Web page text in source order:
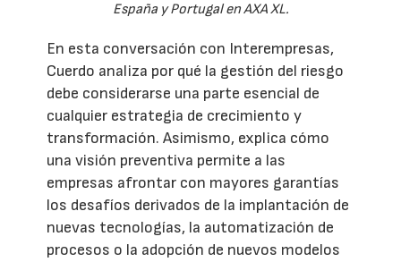
España y Portugal en AXA XL.
En esta conversación con Interempresas,
Cuerdo analiza por qué la gestión del riesgo
debe considerarse una parte esencial de
cualquier estrategia de crecimiento y
transformación. Asimismo, explica cómo
una visión preventiva permite a las
empresas afrontar con mayores garantías
los desafíos derivados de la implantación de
nuevas tecnologías, la automatización de
procesos o la adopción de nuevos modelos